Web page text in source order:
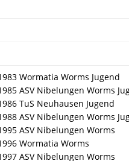
Wormatia Worms Jugend
ASV Nibelungen Worms
TuS Neuhausen Jugend
ASV Nibelungen Worms
ASV Nibelungen Worms
Wormatia Worms
ASV Nibelungen Worms